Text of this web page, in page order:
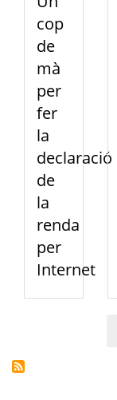
cop
de
mà
per
fer
la
declaració
de
la
renda
per
Internet